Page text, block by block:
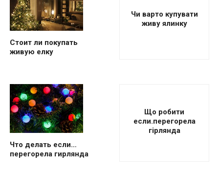
Стоит ли покупать
живую елку
Чи варто купувати
живу ялинку
Что делать если…
перегорела гирлянда
Що робити
если.перегорела
гірлянда